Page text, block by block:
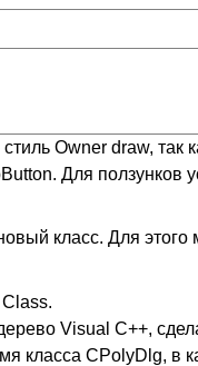
Owner draw, так
Для ползунков
класс. Для
Visual C++,
класса CPolyDlg, в